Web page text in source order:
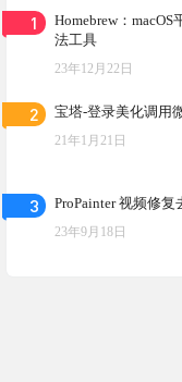
1
Homebrew：
法工具
23年12月22日
2 宝塔-登录美化调用
21年1月21日
3 ProPainter 视频修复
23年9月18日